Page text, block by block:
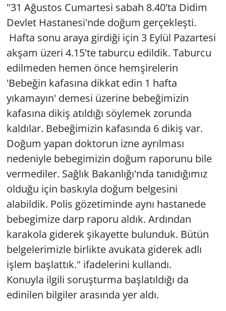
"31 Ağustos Cumartesi sabah 8.40'ta Didim
Devlet Hastanesi'nde doğum gerçekleşti.
Hafta sonu araya girdiği için 3 Eylül Pazartesi
akşam üzeri 4.15'te taburcu edildik. Taburcu
edilmeden hemen önce hemşirelerin
'Bebeğin kafasına dikkat edin 1 hafta
yıkamayın' demesi üzerine bebeğimizin
kafasına dikiş atıldığı söylemek zorunda
kaldılar. Bebeğimizin kafasında 6 dikiş var.
Doğum yapan doktorun izne ayrılması
nedeniyle bebegimizin doğum raporunu bile
vermediler. Sağlık Bakanlığı'nda tanıdığımız
olduğu için baskıyla doğum belgesini
alabildik. Polis gözetiminde aynı hastanede
bebegimize darp raporu aldık. Ardından
karakola giderek şikayette bulunduk. Bütün
belgelerimizle birlikte avukata giderek adlı
işlem başlattık." ifadelerini kullandı.
Konuyla ilgili soruşturma başlatıldığı da
edinilen bilgiler arasında yer aldı.